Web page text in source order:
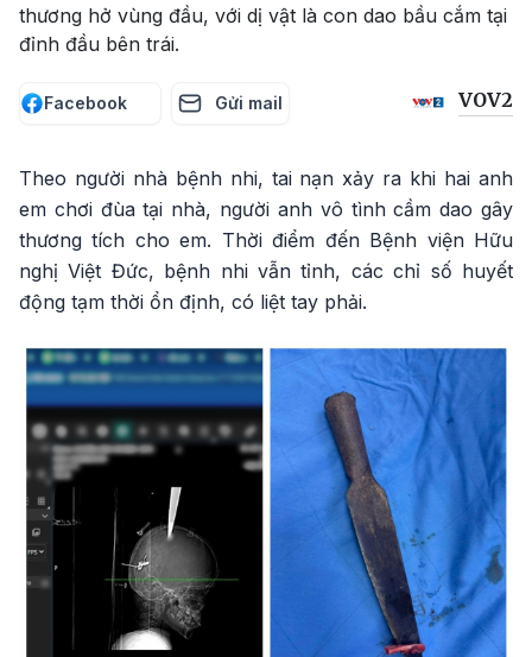
thương hở vùng đầu, với dị vật là con dao bầu cắm tại
đỉnh đầu bên trái.
Facebook Gửi mail VOV2
Theo người nhà bệnh nhi, tai nạn xảy ra khi hai anh
em chơi đùa tại nhà, người anh vô tình cầm dao gây
thương tích cho em. Thời điểm đến Bệnh viện Hữu
nghị Việt Đức, bệnh nhi vẫn tỉnh, các chỉ số huyết
động tạm thời ổn định, có liệt tay phải.